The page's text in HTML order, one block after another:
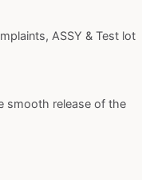
ASSY & Test lot
smooth release of the